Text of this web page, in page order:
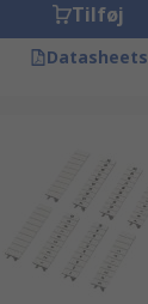
Tilføj
Datasheets